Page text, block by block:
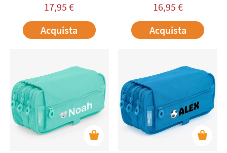
17,95 €
Acquista
16,95 €
Acquista